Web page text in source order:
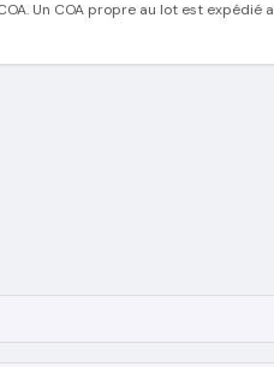
Un COA propre au lot est expédié